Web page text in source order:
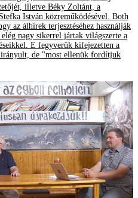
illetve Béky Zoltánt, a
István közreműködésével. Both
az álhírek terjesztéséhez használják
nagy sikerrel jártak világszerte a
E fegyverük kifejezetten a
irányult, de "most ellenük fordítjuk